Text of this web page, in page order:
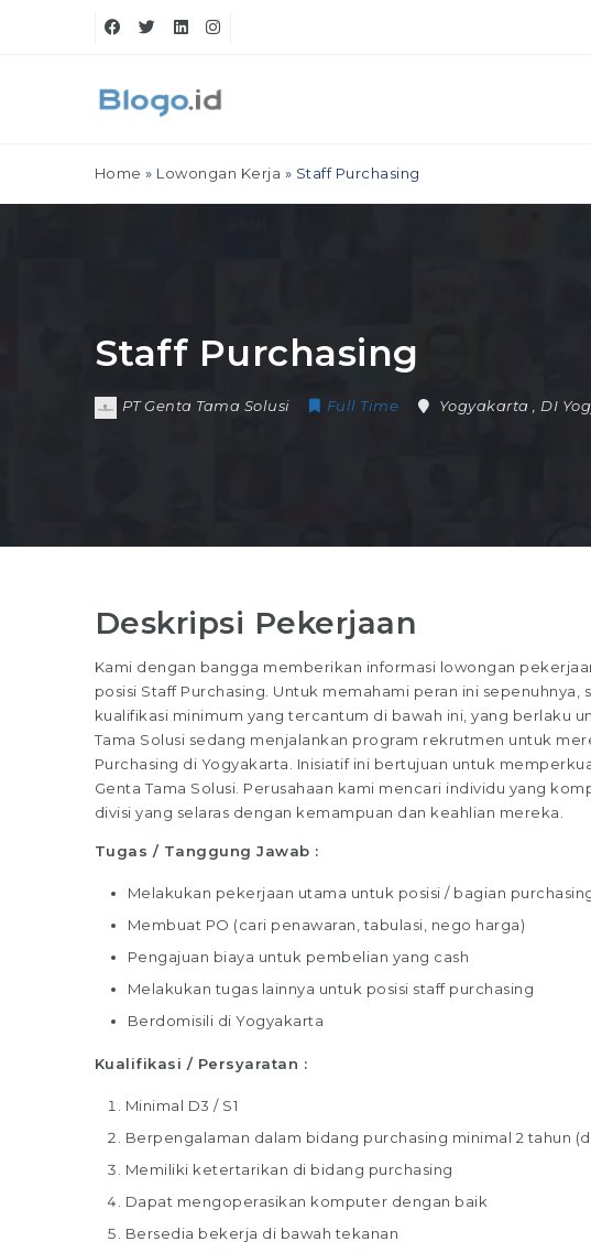
Home » Lowongan Kerja » Staff Purchasing
Staff Purchasing
PT Genta Tama Solusi Full Time Yogyakarta DI
Deskripsi Pekerjaan
Kami dengan bangga memberikan informasi lowongan
posisi Staff Purchasing. Untuk memahami peran ini sepenuhnya,
kualifikasi minimum yang tercantum di bawah ini, yang berlaku
Tama Solusi sedang menjalankan program rekrutmen untuk
Purchasing di Yogyakarta. Inisiatif ini bertujuan untuk
Genta Tama Solusi. Perusahaan kami mencari individu yang
divisi yang selaras dengan kemampuan dan keahlian mereka.
Tugas / Tanggung Jawab :
Melakukan pekerjaan utama untuk posisi / bagian
Membuat PO (cari penawaran, tabulasi, nego harga)
Pengajuan biaya untuk pembelian yang cash
Melakukan tugas lainnya untuk posisi staff purchasing
Berdomisili di Yogyakarta
Kualifikasi / Persyaratan :
Minimal D3 / S1
Berpengalaman dalam bidang purchasing minimal 2 tahun
Memiliki ketertarikan di bidang purchasing
Dapat mengoperasikan komputer dengan baik
Bersedia bekerja di bawah tekanan